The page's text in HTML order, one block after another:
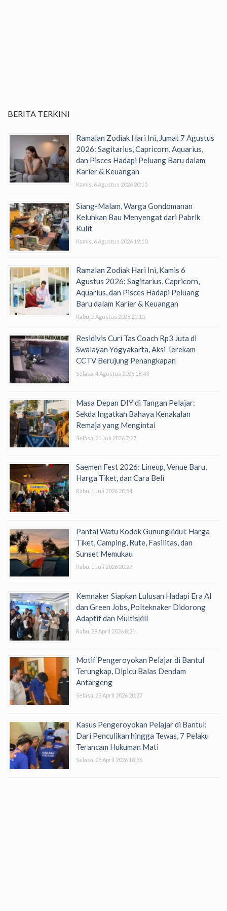
BERITA TERKINI
Ramalan Zodiak Hari Ini, Jumat 7 Agustus
2026: Sagitarius, Capricorn, Aquarius,
dan Pisces Hadapi Peluang Baru dalam
Karier & Keuangan
Kamis, 6 Agustus 2026 20:15
Siang-Malam, Warga Gondomanan
Keluhkan Bau Menyengat dari Pabrik
Kulit
Kamis, 6 Agustus 2026 19:10
Ramalan Zodiak Hari Ini, Kamis 6
Agustus 2026: Sagitarius, Capricorn,
Aquarius, dan Pisces Hadapi Peluang
Baru dalam Karier & Keuangan
Rabu, 5 Agustus 2026 21:15
Residivis Curi Tas Coach Rp3 Juta di
Swalayan Yogyakarta, Aksi Terekam
CCTV Berujung Penangkapan
Selasa, 4 Agustus 2026 18:43
Masa Depan DIY di Tangan Pelajar:
Sekda Ingatkan Bahaya Kenakalan
Remaja yang Mengintai
Selasa, 21 Juli 2026 7:27
Saemen Fest 2026: Lineup, Venue Baru,
Harga Tiket, dan Cara Beli
Rabu, 1 Juli 2026 20:54
Pantai Watu Kodok Gunungkidul: Harga
Tiket, Camping, Rute, Fasilitas, dan
Sunset Memukau
Rabu, 1 Juli 2026 20:27
Kemnaker Siapkan Lulusan Hadapi Era AI
dan Green Jobs, Polteknaker Didorong
Adaptif dan Multiskill
Rabu, 29 April 2026 8:21
Motif Pengeroyokan Pelajar di Bantul
Terungkap, Dipicu Balas Dendam
Antargeng
Selasa, 28 April 2026 20:27
Kasus Pengeroyokan Pelajar di Bantul:
Dari Penculikan hingga Tewas, 7 Pelaku
Terancam Hukuman Mati
Selasa, 28 April 2026 18:36